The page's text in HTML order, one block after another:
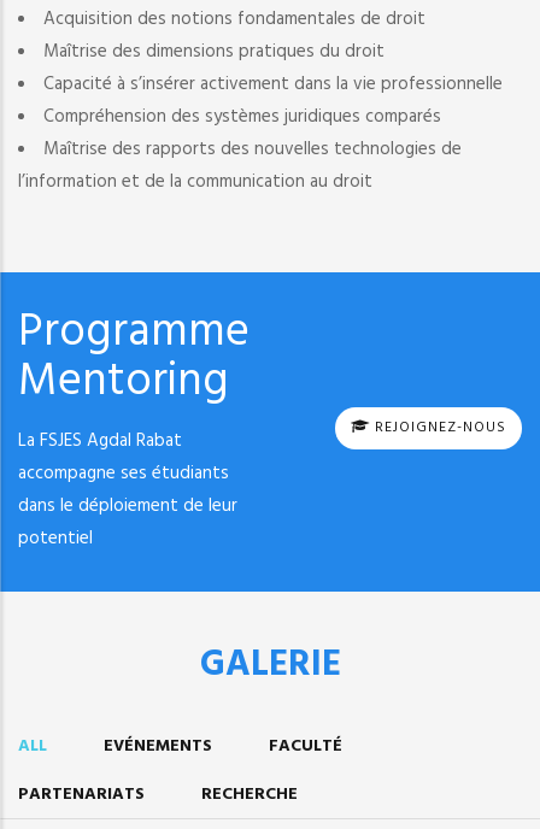
Acquisition des notions fondamentales de droit
Maîtrise des dimensions pratiques du droit
Capacité à s’insérer activement dans la vie professionnelle
Compréhension des systèmes juridiques comparés
Maîtrise des rapports des nouvelles technologies de
l’information et de la communication au droit
Programme
Mentoring
La FSJES Agdal Rabat
accompagne ses étudiants
dans le déploiement de leur
potentiel
REJOIGNEZ-NOUS
GALERIE
ALL EVÉNEMENTS
FACULTÉ
PARTENARIATS
RECHERCHE